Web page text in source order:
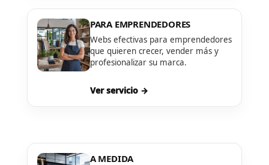
PARA EMPRENDEDORES
Webs efectivas para emprendedores
que quieren crecer, vender más y
profesionalizar su marca.
Ver servicio →
A MEDIDA